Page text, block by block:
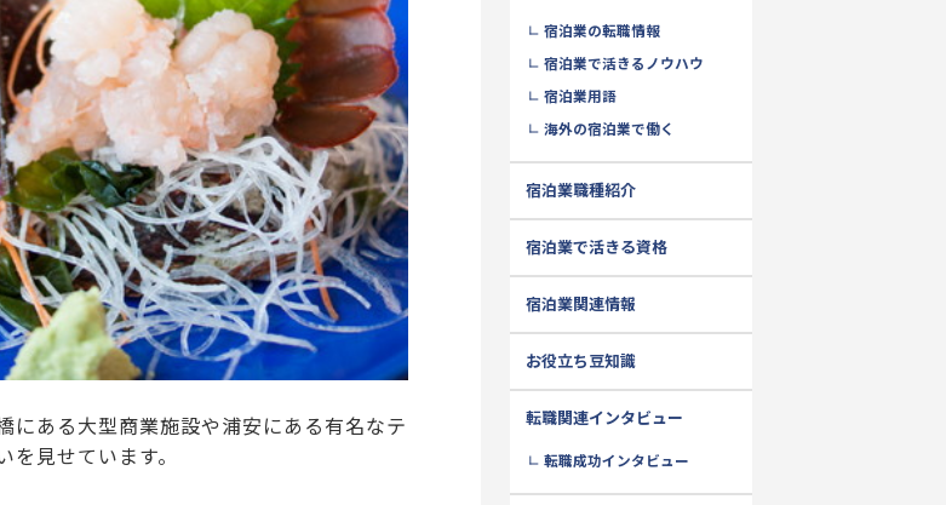
にある大型商業施設や浦安にある有名なテ
見せています。
宿泊業の転職情報
宿泊業で活きるノウハウ
宿泊業用語
海外の宿泊業で働く
宿泊業職種紹介
宿泊業で活きる資格
宿泊業関連情報
お役立ち豆知識
転職関連インタビュー
転職成功インタビュー